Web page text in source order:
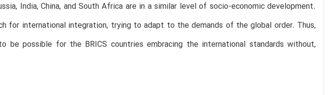
India, China, and South Africa are in a similar level of socio-economic development.
for international integration, trying to adapt to the demands of the global order. Thus,
be possible for the BRICS countries embracing the international standards without,